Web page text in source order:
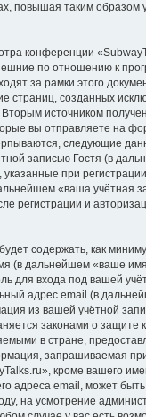
повышая таким образом
конференции
по отношению к
за рамки этого
страниц, созданных
источником
вы отправляете на
следующие
записью Гостя (в
при
«ваша учётная
регистрации и
содержать, как
(в дальнейшем «ваше
для входа под вашей
адрес email (в
из вашей учётной
законами о защите
в стране,
запрашиваемая
кроме вашего
адреса email, может быть
на усмотрение